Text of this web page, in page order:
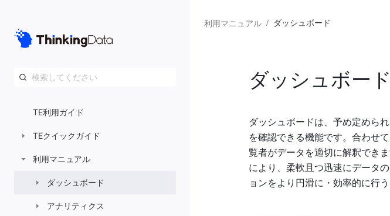
TE利用ガイド
TEクイックガイド
利用マニュアル
ダッシュボード
アナリティクス
利用マニュアル / ダッシュボード
ダッシュボード
ダッシュボードは、予め定めら
を確認できる機能です。合わせて
覧者がデータを適切に解釈でき
により、柔軟且つ迅速にデータ
ョンをより円滑に・効率的に行